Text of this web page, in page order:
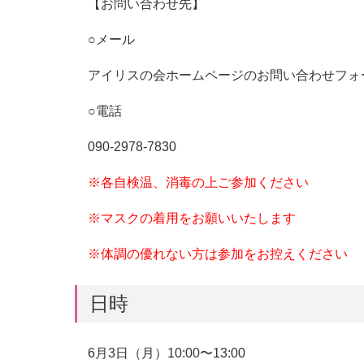
【お問い合わせ先】
○メール
アイリスの会ホームページのお問い合わせフ
○電話
090-2978-7830
※各自検温、消毒の上ご参加ください
※マスクの着用をお願いいたします
※体調の優れない方は参加をお控えください
日時
6月3日（月）10:00〜13:00